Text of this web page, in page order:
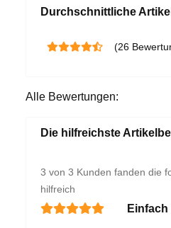
Durchschnittliche
(26
Alle Bewertungen:
Die hilfreichste
3 von 3 Kunden fanden die
hilfreich